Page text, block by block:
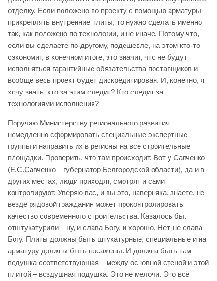
отделку. Если положено по проекту с помощью арматуры
прикреплять внутренние плиты, то нужно сделать именно
так, как положено по технологии, и не иначе. Потому что,
если вы сделаете по-другому, подешевле, на этом кто-то
сэкономит, в конечном итоге, это значит, что не будут
исполняться гарантийные обязательства поставщиков и
вообще весь проект будет дискредитирован. И, конечно, я
хочу знать, кто за этим следит? Кто следит за
технологиями исполнения?
Поручаю Министерству регионального развития
немедленно сформировать специальные экспертные
группы и направить их в регионы на все строительные
площадки. Проверить, что там происходит. Вот у Савченко
(Е.С.Савченко – губернатор Белгородской области), да и в
других местах, люди приходят, смотрят и сами
контролируют. Уверяю вас, и вы это, наверняка, знаете, не
везде рядовой гражданин может проконтролировать
качество современного строительства. Казалось бы,
отштукатурили – ну, и слава Богу, и хорошо. Нет, не слава
Богу. Плиты должны быть штукатурные, специальные и на
арматуру должны быть посажены. И должна быть там
подушка соответствующая – между основной стеной и этой
плитой – воздушная подушка. Это не мелочи. Это всё